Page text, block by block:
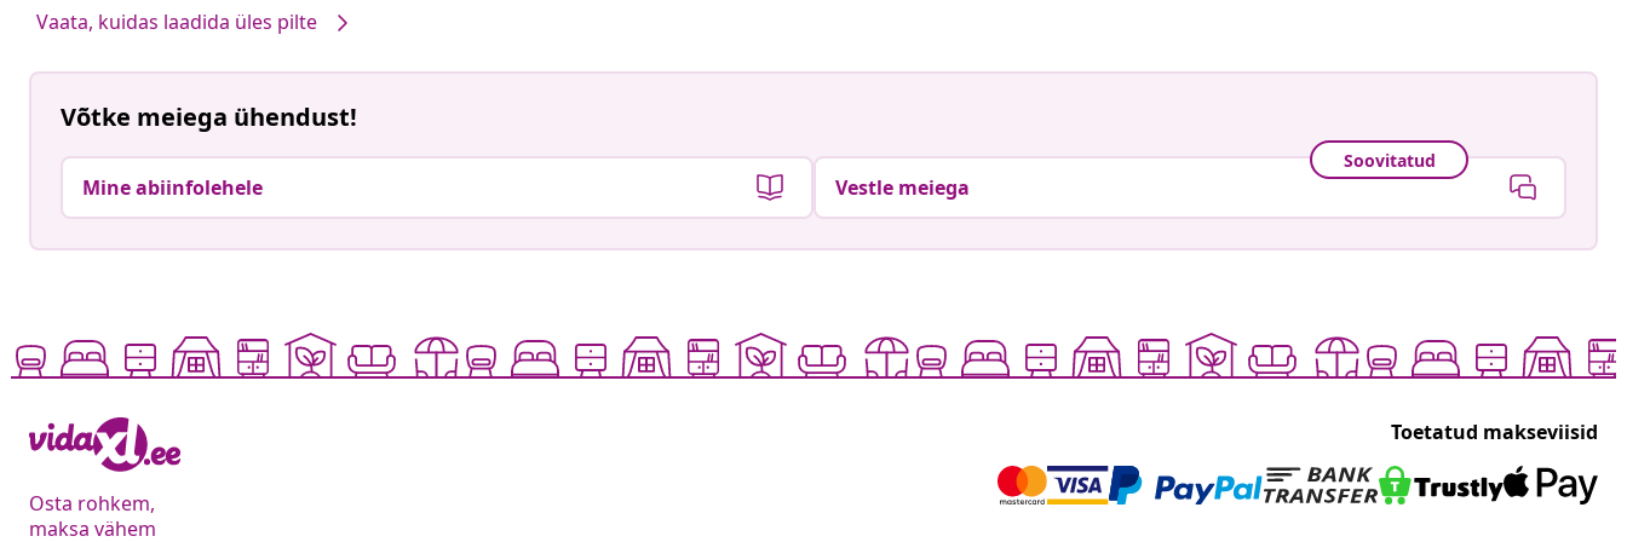
Vaata, kuidas laadida üles pilte
Võtke meiega ühendust!
Mine abiinfolehele
Soovitatud
Vestle meiega
Osta rohkem,
maksa vähem
Toetatud makseviisid